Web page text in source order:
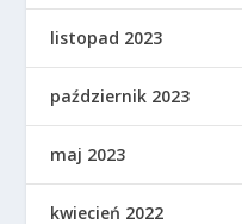
listopad 2023
październik 2023
maj 2023
kwiecień 2022